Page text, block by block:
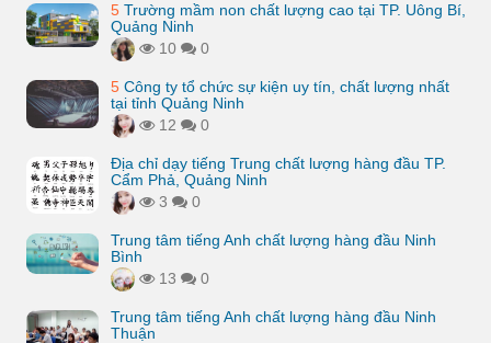
5 Trường mầm non chất lượng cao tại TP. Uông Bí,
Quảng Ninh
10
0
5 Công ty tổ chức sự kiện uy tín, chất lượng nhất
tại tỉnh Quảng Ninh
12
0
Địa chỉ dạy tiếng Trung chất lượng hàng đầu TP.
Cẩm Phả, Quảng Ninh
3
0
Trung tâm tiếng Anh chất lượng hàng đầu Ninh
Bình
13
0
Trung tâm tiếng Anh chất lượng hàng đầu Ninh
Thuận